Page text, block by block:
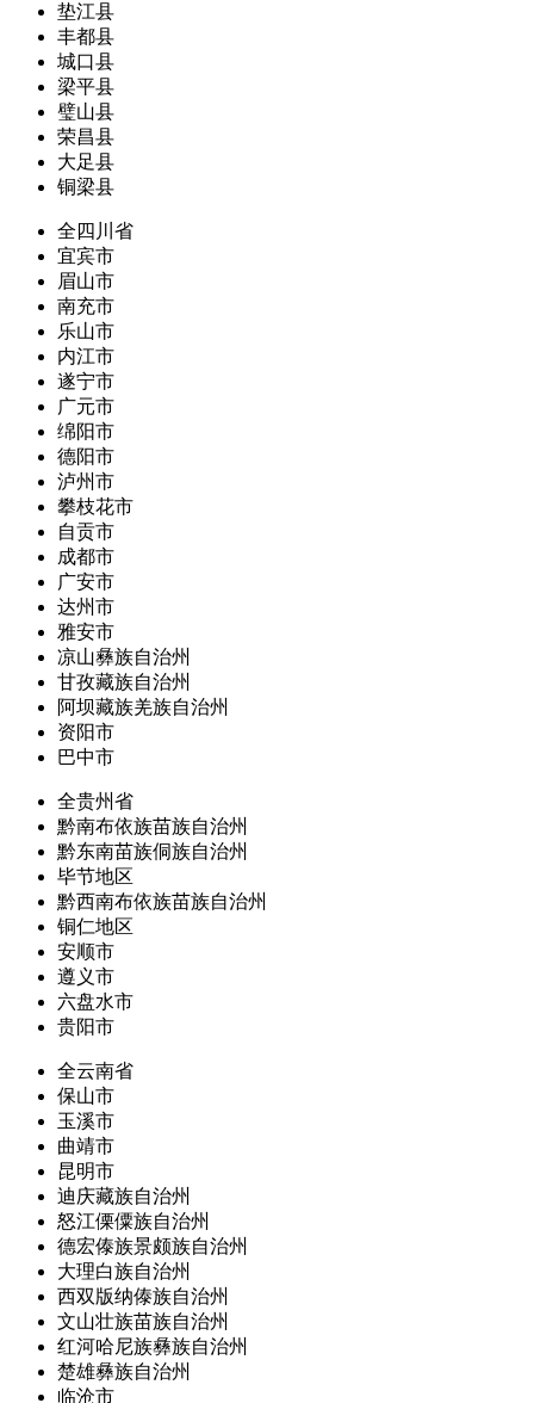
垫江县
丰都县
城口县
梁平县
璧山县
荣昌县
大足县
铜梁县
全四川省
宜宾市
眉山市
南充市
乐山市
内江市
遂宁市
广元市
绵阳市
德阳市
泸州市
攀枝花市
自贡市
成都市
广安市
达州市
雅安市
凉山彝族自治州
甘孜藏族自治州
阿坝藏族羌族自治州
资阳市
巴中市
全贵州省
黔南布依族苗族自治州
黔东南苗族侗族自治州
毕节地区
黔西南布依族苗族自治州
铜仁地区
安顺市
遵义市
六盘水市
贵阳市
全云南省
保山市
玉溪市
曲靖市
昆明市
迪庆藏族自治州
怒江傈僳族自治州
德宏傣族景颇族自治州
大理白族自治州
西双版纳傣族自治州
文山壮族苗族自治州
红河哈尼族彝族自治州
楚雄彝族自治州
临沧市